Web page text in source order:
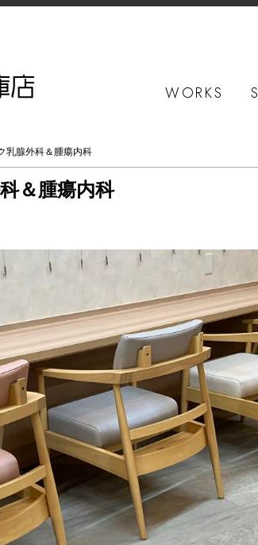
WORKS
乳腺外科＆腫瘍内科
＆腫瘍内科